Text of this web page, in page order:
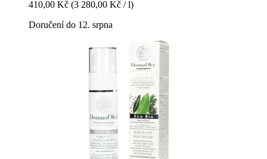
410,00 Kč (3 280,00 Kč / l)
Doručení do 12. srpna